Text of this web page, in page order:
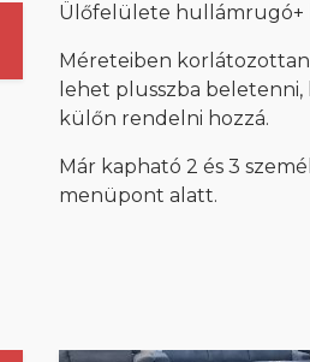
Ülőfelülete hullámrugó+
Méreteiben
lehet plusszba
külőn rendelni hozzá.
Már kapható 2 és 3
menüpont alatt.